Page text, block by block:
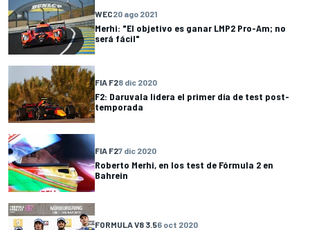
WEC20 ago 2021
Merhi: "El objetivo es ganar LMP2 Pro-Am; no
será fácil"
FIA F28 dic 2020
F2: Daruvala lidera el primer día de test post-
temporada
FIA F27 dic 2020
Roberto Merhi, en los test de Fórmula 2 en
Bahrein
FORMULA V8 3.56 oct 2020